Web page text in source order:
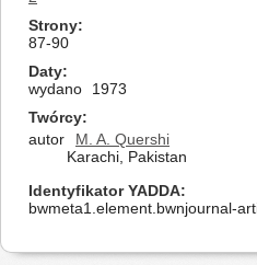
Strony
87-90
Daty
wydano
1973
Twórcy
autor
M. A. Quershi
Karachi, Pakistan
Identyfikator YADDA
bwmeta1.element.bwnjournal-